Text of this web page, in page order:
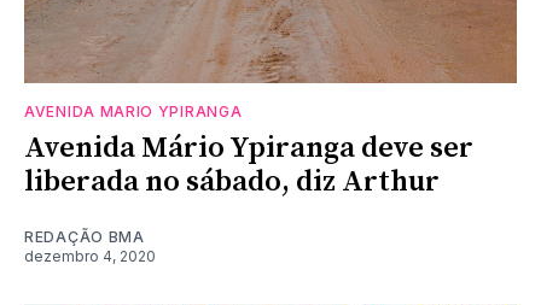
AVENIDA MARIO YPIRANGA
Avenida Mário Ypiranga deve ser
liberada no sábado, diz Arthur
REDAÇÃO BMA
dezembro 4, 2020